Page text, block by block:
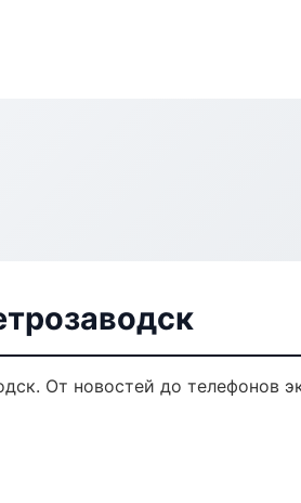
От новостей до телефонов